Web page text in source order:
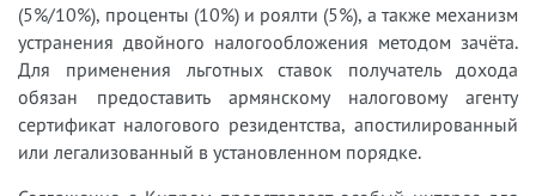
(5%/10%), проценты (10%) и роялти (5%), а также механизм
устранения двойного налогообложения методом зачёта.
Для применения льготных ставок получатель дохода
обязан предоставить армянскому налоговому агенту
сертификат налогового резидентства, апостилированный
или легализованный в установленном порядке.